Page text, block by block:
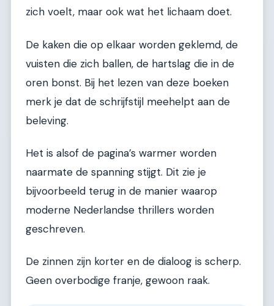
zich voelt, maar ook wat het lichaam doet.
De kaken die op elkaar worden geklemd, de
vuisten die zich ballen, de hartslag die in de
oren bonst. Bij het lezen van deze boeken
merk je dat de schrijfstijl meehelpt aan de
beleving.
Het is alsof de pagina’s warmer worden
naarmate de spanning stijgt. Dit zie je
bijvoorbeeld terug in de manier waarop
moderne Nederlandse thrillers worden
geschreven.
De zinnen zijn korter en de dialoog is scherp.
Geen overbodige franje, gewoon raak.